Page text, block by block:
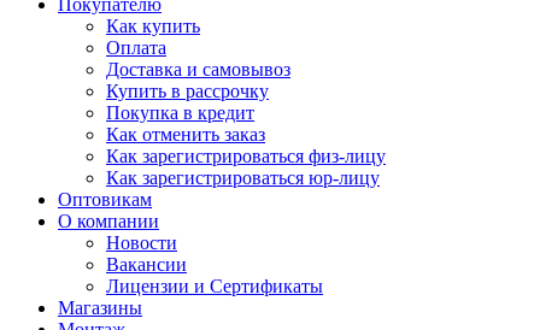
Покупателю
Как купить
Оплата
Доставка и самовывоз
Купить в рассрочку
Покупка в кредит
Как отменить заказ
Как зарегистрироваться физ-лицу
Как зарегистрироваться юр-лицу
Оптовикам
О компании
Новости
Вакансии
Лицензии и Сертификаты
Магазины